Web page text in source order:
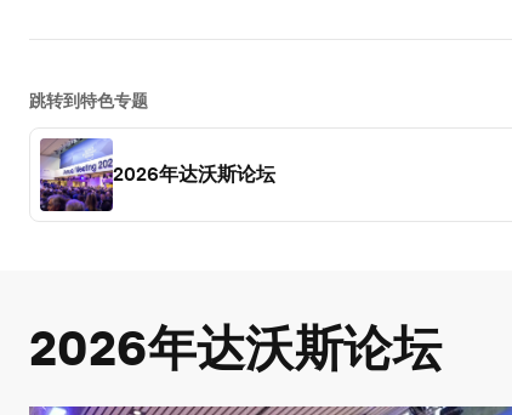
跳转到特色专题
2026年达沃斯论坛
2026年达沃斯论坛